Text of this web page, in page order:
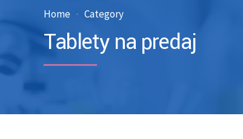
Home Category
Tablety na predaj